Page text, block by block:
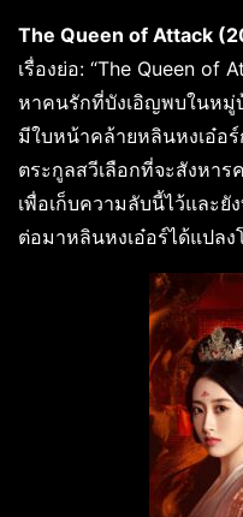
The Queen of Attack
เรื่องย่อ: “The Queen of
หาคนรักที่บังเอิญพบในหมู่
มีใบหน้าคล้ายหลินหงเอ๋อ
ตระกูลสวีเลือกที่จะสังหา
เพื่อเก็บความลับนี้ไว้และยั
ต่อมาหลินหงเอ๋อร์ได้แปล